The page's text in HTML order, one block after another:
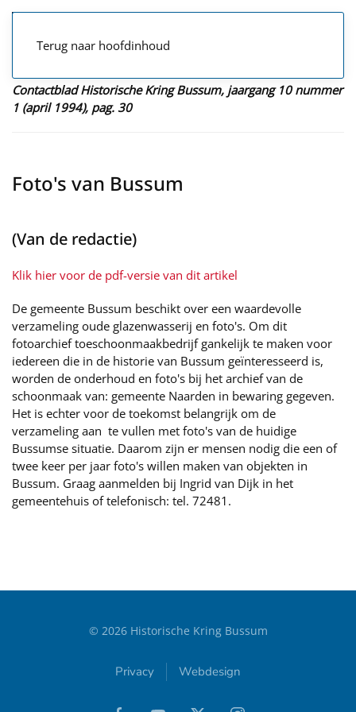
Terug naar hoofdinhoud
Contactblad Historische Kring Bussum, jaargang 10 nummer
1 (april 1994), pag. 30
Foto's van Bussum
(Van de redactie)
Klik hier voor de pdf-versie van dit artikel
De gemeente Bussum beschikt over een waardevolle
verzameling oude glazenwasserij en foto's. Om dit
fotoarchief toeschoonmaakbedrijf gankelijk te maken voor
iedereen die in de historie van Bussum geïnteresseerd is,
worden de onderhoud en foto's bij het archief van de
schoonmaak van: gemeente Naarden in bewaring gegeven.
Het is echter voor de toekomst belangrijk om de
verzameling aan te vullen met foto's van de huidige
Bussumse situatie. Daarom zijn er mensen nodig die een of
twee keer per jaar foto's willen maken van objekten in
Bussum. Graag aanmelden bij Ingrid van Dijk in het
gemeentehuis of telefonisch: tel. 72481.
© 2026Historische Kring Bussum
Privacy Webdesign